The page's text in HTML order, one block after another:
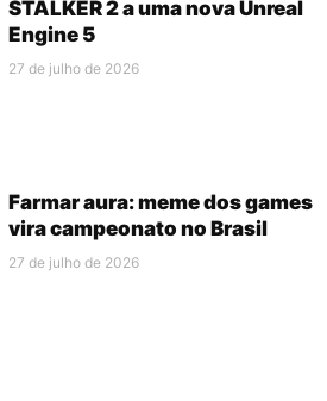
STALKER 2 a uma nova Unreal
Engine 5
27 de julho de 2026
Farmar aura: meme dos games
vira campeonato no Brasil
27 de julho de 2026